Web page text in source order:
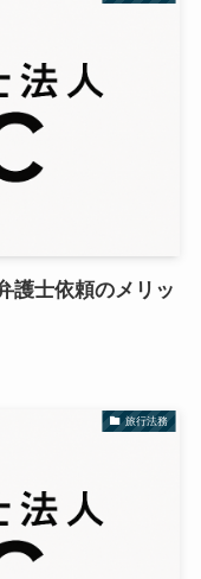
護士依頼のメリッ
旅行法務